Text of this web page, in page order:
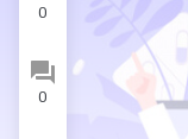
0
0